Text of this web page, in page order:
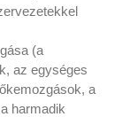
(a
az egységes
a
harmadik